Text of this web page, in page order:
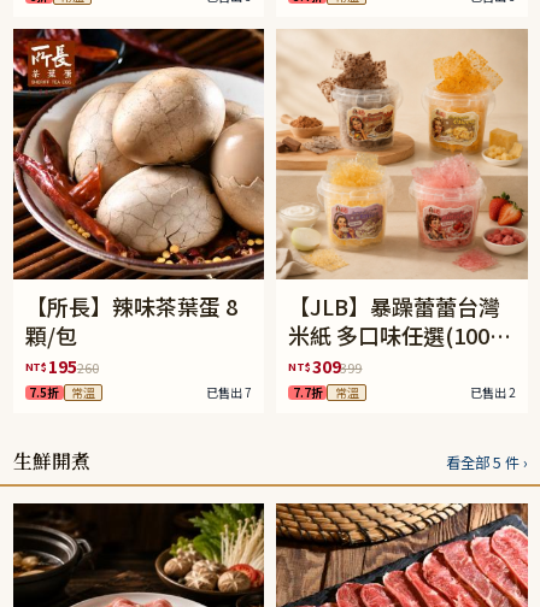
【所長】辣味茶葉蛋 8
顆/包
NT$ 195260
7.5折 常溫 已售出 7
【JLB】暴躁蕾蕾台灣
米紙 多口味任選(100g/
罐)
NT$309399
7.7折 常溫 已售出 2
生鮮開煮 看全部 5 件 ›